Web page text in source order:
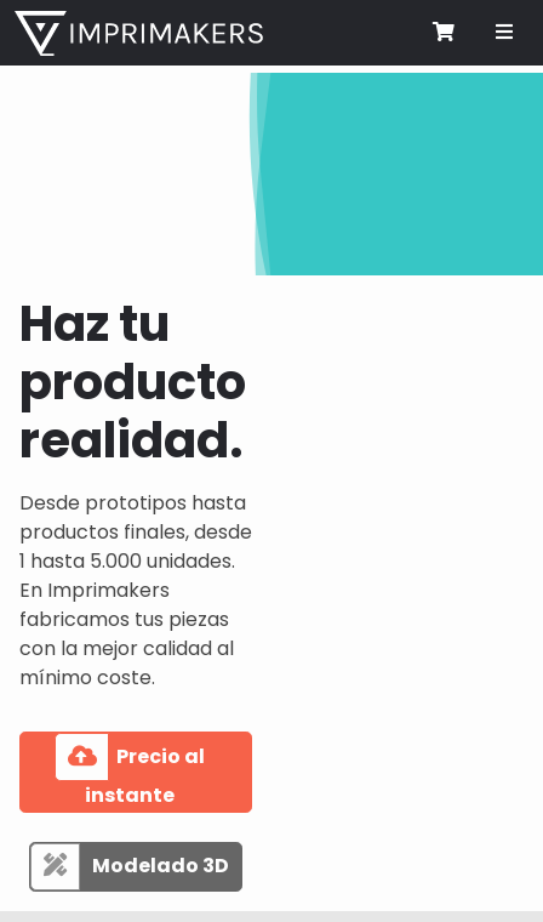
Cart
Haz tu
producto
realidad.
Desde prototipos hasta
productos finales, desde
1 hasta 5.000 unidades.
En Imprimakers
fabricamos tus piezas
con la mejor calidad al
mínimo coste.
Precio al
instante
Modelado 3D